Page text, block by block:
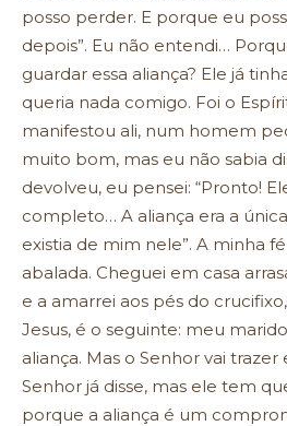
posso perder. E porque eu
depois”. Eu não entendi…
guardar essa aliança? Ele já
queria nada comigo. Foi o
manifestou ali, num homem
muito bom, mas eu não sabia
devolveu, eu pensei: “Pronto!
completo… A aliança era a
existia de mim nele”. A minha
abalada. Cheguei em casa
e a amarrei aos pés do
Jesus, é o seguinte: meu
aliança. Mas o Senhor vai
Senhor já disse, mas ele tem
porque a aliança é um